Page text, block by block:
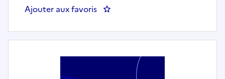
Ajouter aux favoris : Assistant de prévention - ALES